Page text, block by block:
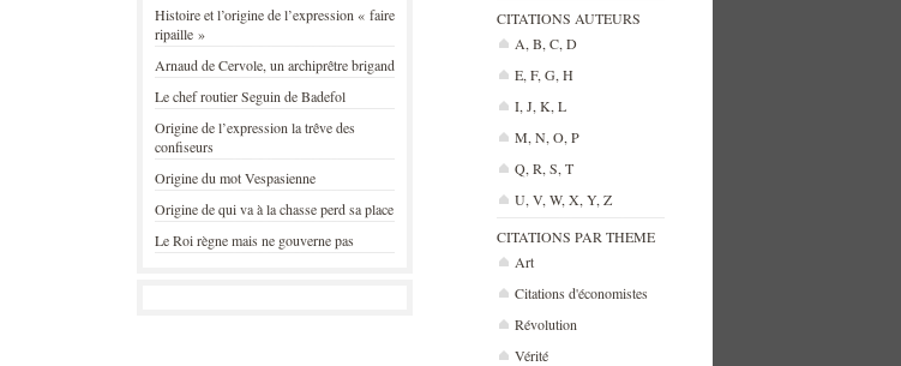
CITATIONS AUTEURS
A, B, C, D
E, F, G, H
I, J, K, L
M, N, O, P
Q, R, S, T
U, V, W, X, Y, Z
CITATIONS PAR THEME
Art
Citations d'économistes
Révolution
Vérité
Histoire et l’origine de l’expression « faire
ripaille »
Arnaud de Cervole, un archiprêtre brigand
Le chef routier Seguin de Badefol
Origine de l’expression la trêve des
confiseurs
Origine du mot Vespasienne
Origine de qui va à la chasse perd sa place
Le Roi règne mais ne gouverne pas